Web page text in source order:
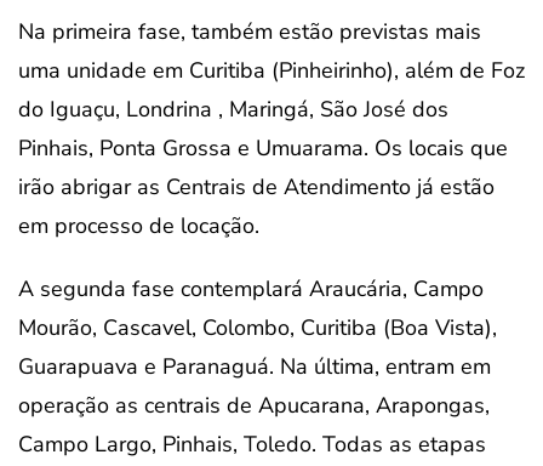
Na primeira fase, também estão previstas mais
uma unidade em Curitiba (Pinheirinho), além de Foz
do Iguaçu, Londrina , Maringá, São José dos
Pinhais, Ponta Grossa e Umuarama. Os locais que
irão abrigar as Centrais de Atendimento já estão
em processo de locação.
A segunda fase contemplará Araucária, Campo
Mourão, Cascavel, Colombo, Curitiba (Boa Vista),
Guarapuava e Paranaguá. Na última, entram em
operação as centrais de Apucarana, Arapongas,
Campo Largo, Pinhais, Toledo. Todas as etapas